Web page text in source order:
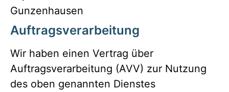
Gunzenhausen
Auftragsverarbeitung
Wir haben einen Vertrag über
Auftragsverarbeitung (AVV) zur Nutzung
des oben genannten Dienstes